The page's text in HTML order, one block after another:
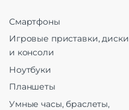
Смартфоны
Игровые приставки, диски
и консоли
Ноутбуки
Планшеты
Умные часы, браслеты,